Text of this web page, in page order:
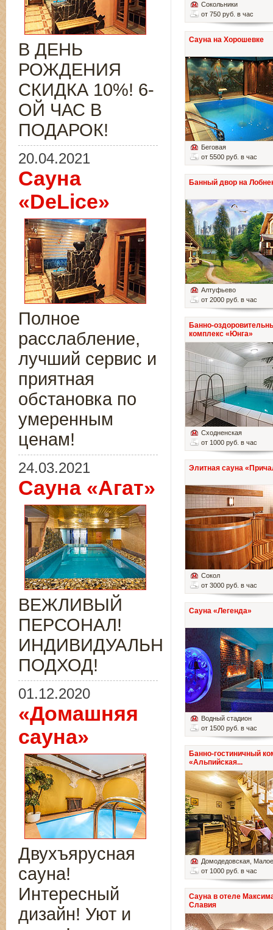
Сокольники
от 750 руб. в час
Сауна на Хорошевке
Беговая
от 5500 руб. в час
Банный двор на
Алтуфьево
от 2000 руб. в час
Банно-
комплекс «Юнга»
Сходненская
от 1000 руб. в час
Элитная сауна
Сокол
от 3000 руб. в час
Сауна «Легенда»
Водный стадион
от 1500 руб. в час
Банно-гостиничный
«Альпийская...
Домодедовская ,
от 1000 руб. в час
Сауна в отеле
Славия
В ДЕНЬ
РОЖДЕНИЯ
СКИДКА 10%! 6-
ОЙ ЧАС В
ПОДАРОК!
20.04.2021
Сауна
«DeLice»
Полное
расслабление,
лучший сервис и
приятная
обстановка по
умеренным
ценам!
24.03.2021
Сауна «Агат»
ВЕЖЛИВЫЙ
ПЕРСОНАЛ!
ИНДИВИДУАЛЬНЫЙ
ПОДХОД!
01.12.2020
«Домашняя
сауна»
Двухъярусная
сауна!
Интересный
дизайн! Уют и